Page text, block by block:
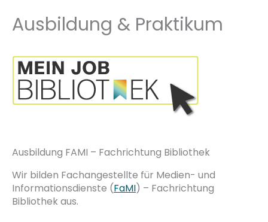
Ausbildung & Praktikum
Ausbildung FAMI – Fachrichtung Bibliothek
Wir bilden Fachangestellte für Medien- und
Informationsdienste (FaMI) – Fachrichtung
Bibliothek aus.